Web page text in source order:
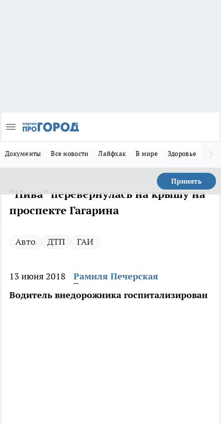
Документы Все новости Лайфхак В мире Здоровье
Принять
"Нива" перевернулась на крышу на
проспекте Гагарина
Авто ДТП ГАИ
13 июня 2018
Рамиля Печерская
Водитель внедорожника госпитализирован